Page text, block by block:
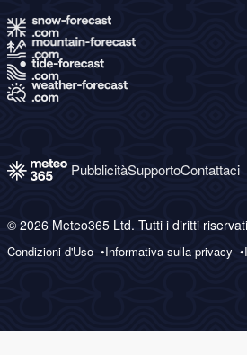
PubblicitàSupportoContattaci
© 2026 Meteo365 Ltd. Tutti i diritti riservati
Condizioni d'Uso Informativa sulla privacy